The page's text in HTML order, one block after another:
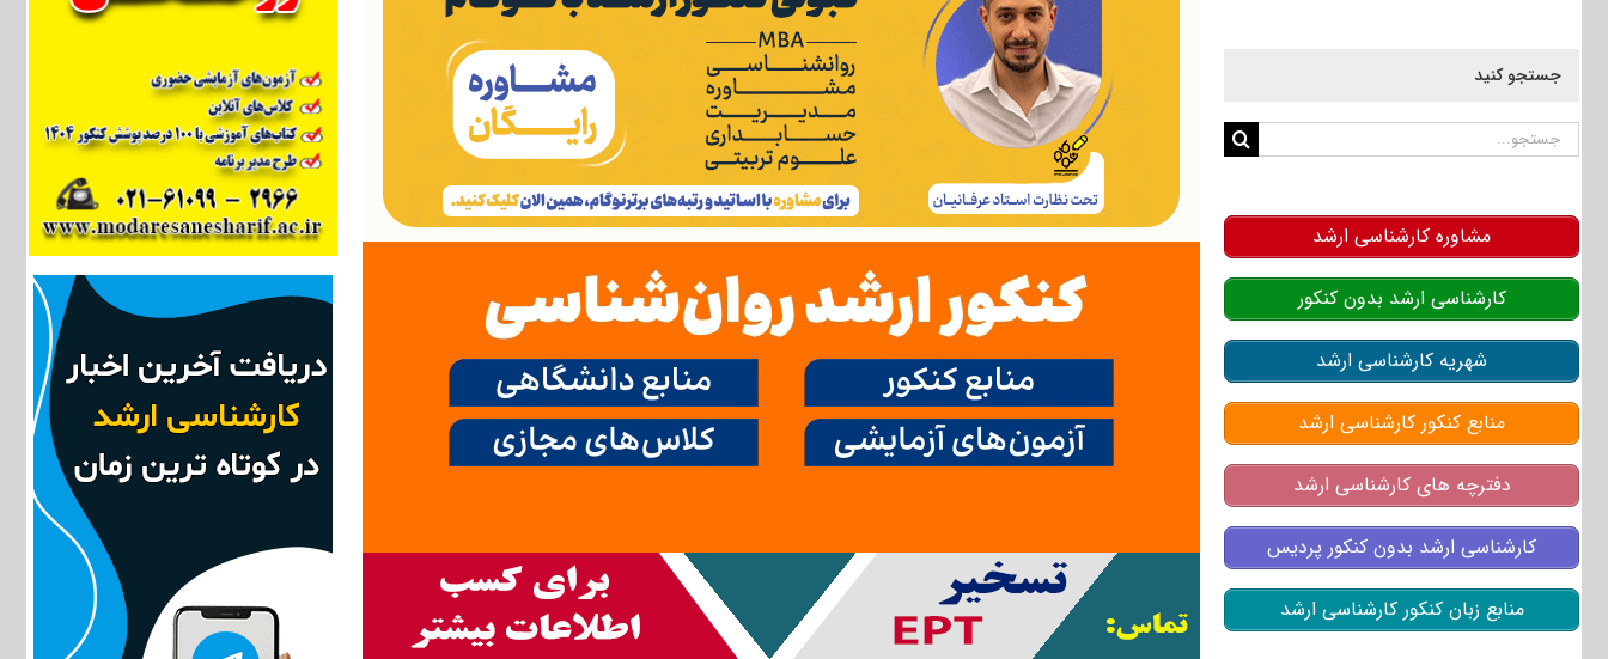
جستجو کنید
جستجو
مشاوره کارشناسی ارشد
کارشناسی ارشد بدون کنکور
شهریه کارشناسی ارشد
منابع کنکور کارشناسی ارشد
دفترچه های کارشناسی ارشد
کارشناسی ارشد بدون کنکور پردیس
منابع زبان کنکور کارشناسی ارشد